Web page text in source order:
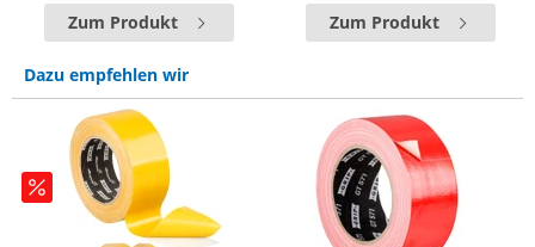
Zum Produkt Zum Produkt
Dazu empfehlen wir